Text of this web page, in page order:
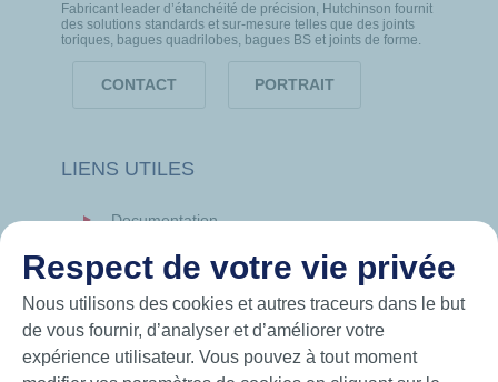
Fabricant leader d’étanchéité de précision, Hutchinson fournit
des solutions standards et sur-mesure telles que des joints
toriques, bagues quadrilobes, bagues BS et joints de forme.
CONTACT PORTRAIT
LIENS UTILES
Documentation
Hutchinson.com
Respect de votre vie privée
Nous utilisons des cookies et autres traceurs dans le but
de vous fournir, d’analyser et d’améliorer votre
expérience utilisateur. Vous pouvez à tout moment